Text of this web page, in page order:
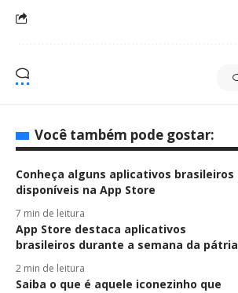
Você também pode gostar:
Conheça alguns aplicativos brasileiros
disponíveis na App Store
7 min de leitura
App Store destaca aplicativos
brasileiros durante a semana da pátria
2 min de leitura
Saiba o que é aquele iconezinho que